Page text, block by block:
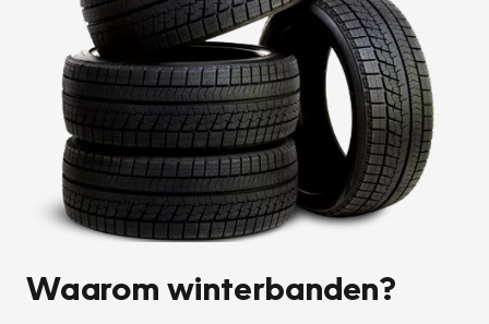
Waarom winterbanden?